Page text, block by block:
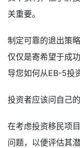
关重要。
制定可靠的退出策
仅仅是寄希望于成
导您如何从EB-5投
投资者应该问自己
在考虑投资移民项
问题，以便评估其